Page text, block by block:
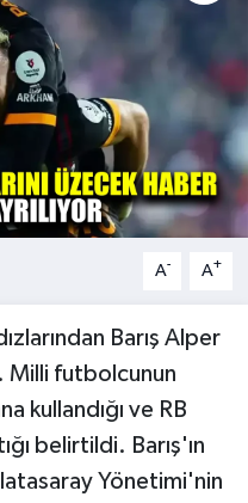
A- A+
Barış Alper
Milli futbolcunun
kullandığı ve RB
belirtildi. Barış'ın
Yönetimi'nin